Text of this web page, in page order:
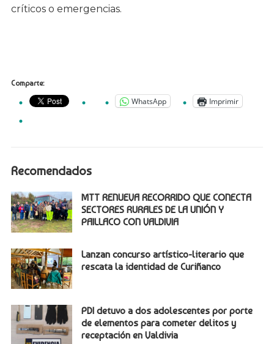
críticos o emergencias.
Comparte:
WhatsApp Imprimir
Recomendados
MTT RENUEVA RECORRIDO QUE CONECTA
SECTORES RURALES DE LA UNIÓN Y
PAILLACO CON VALDIVIA
Lanzan concurso artístico-literario que
rescata la identidad de Curiñanco
PDI detuvo a dos adolescentes por porte
de elementos para cometer delitos y
receptación en Valdivia